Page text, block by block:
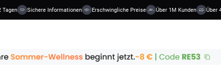
Sichere Informationen Erschwingliche Preise Über 1M Kunden Über